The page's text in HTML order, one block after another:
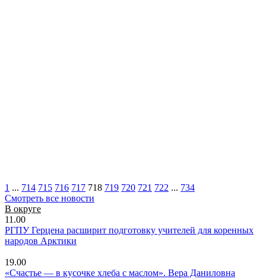
1 ... 714 715 716 717 718 719 720 721 722 ... 734
Смотреть все новости
В округе
11.00
РГПУ Герцена расширит подготовку учителей для коренных
народов Арктики
19.00
«Счастье — в кусочке хлеба с маслом». Вера Даниловна